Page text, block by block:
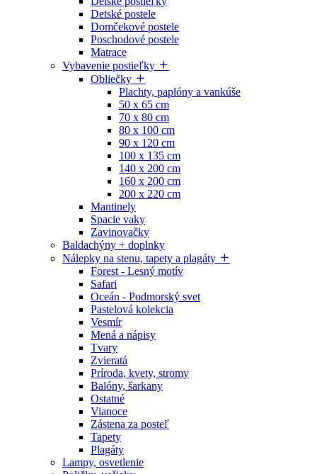
Detské postele
Domčekové postele
Poschodové postele
Matrace
Vybavenie postieľky
Obliečky
Plachty, paplóny a vankúše
50 x 65 cm
70 x 80 cm
80 x 100 cm
90 x 120 cm
100 x 135 cm
140 x 200 cm
160 x 200 cm
200 x 220 cm
Mantinely
Spacie vaky
Zavinovačky
Baldachýny + doplnky
Nálepky na stenu, tapety a plagáty
Forest - Lesný motív
Safari
Oceán - Podmorský svet
Pastelová kolekcia
Vesmír
Mená a nápisy
Tvary
Zvieratá
Príroda, kvety, stromy
Balóny, šarkany
Ostatné
Vianoce
Zástena za posteľ
Tapety
Plagáty
Lampy, osvetlenie